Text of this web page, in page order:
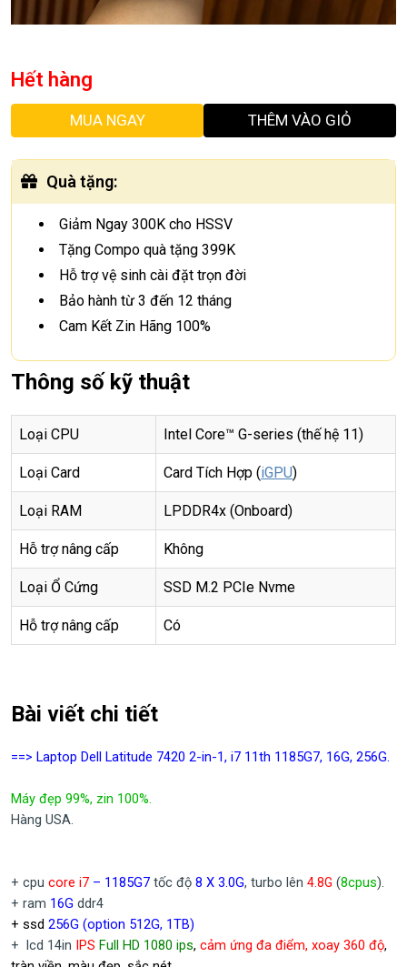
Hết hàng
MUA NGAY THÊM VÀO GIỎ
Quà tặng:
Giảm Ngay 300K cho HSSV
Tặng Compo quà tặng 399K
Hỗ trợ vệ sinh cài đặt trọn đời
Bảo hành từ 3 đến 12 tháng
Cam Kết Zin Hãng 100%
Thông số kỹ thuật
Loại CPU Intel Core™ G-series (thế hệ 11)
Loại Card Card Tích Hợp (iGPU)
Loại RAM LPDDR4x (Onboard)
Hỗ trợ nâng cấp Không
Loại Ổ Cứng SSD M.2 PCIe Nvme
Hỗ trợ nâng cấp Có
Bài viết chi tiết
==> Laptop Dell Latitude 7420 2-in-1, i7 11th 1185G7, 16G, 256G.
Máy đẹp 99%, zin 100%.
Hàng USA.
+ cpu core i7 – 1185G7 tốc độ 8 X 3.0G, turbo lên 4.8G (8cpus).
+ ram 16G ddr4
+ ssd 256G (option 512G, 1TB)
+ lcd 14in IPS Full HD 1080 ips, cảm ứng đa điểm, xoay 360 độ,